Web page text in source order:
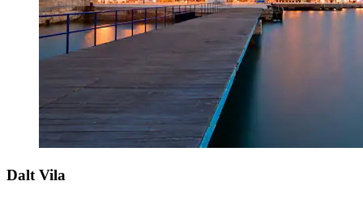
Dalt Vila